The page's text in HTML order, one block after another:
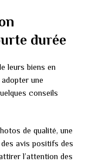
durée
leurs biens en
une
conseils
de qualité, une
avis positifs des
l’attention des